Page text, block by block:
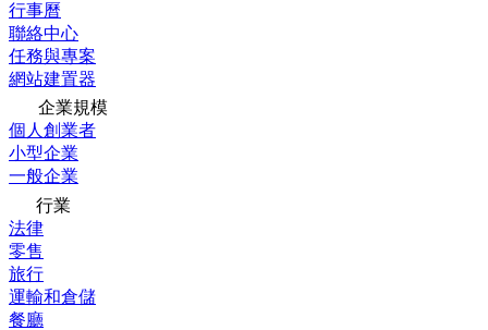
行事曆
聯絡中心
任務與專案
網站建置器
企業規模
個人創業者
小型企業
一般企業
行業
法律
零售
旅行
運輸和倉儲
餐廳